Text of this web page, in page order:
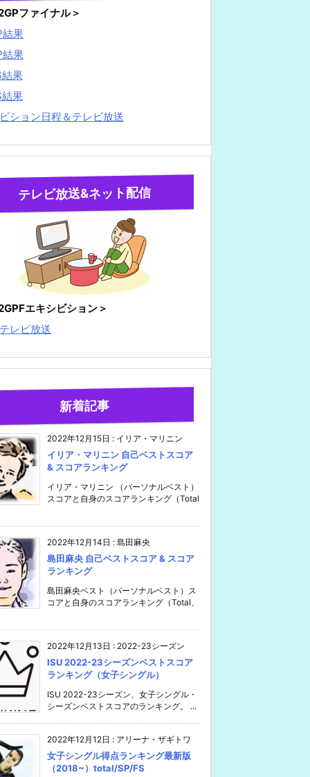
ファイナル＞
結果
結果
果
果
ション日程＆テレビ放送
テレビ放送&ネット配信
エキシビション＞
レビ放送
新着記事
2022年12月15日 : イリア・マリニン
イリア・マリニン 自己ベストスコア
& スコアランキング
イリア・マリニン （パーソナルベスト）
スコアと自身のスコアランキング（Total
2022年12月14日 : 島田麻央
島田麻央 自己ベストスコア & スコア
ランキング
島田麻央ベスト（パーソナルベスト）ス
コアと自身のスコアランキング（Total、
2022年12月13日 : 2022-23シーズン
ISU 2022-23シーズンベストスコア
ランキング（女子シングル）
ISU 2022-23シーズン、女子シングル・
シーズンベストスコアのランキング。 ...
2022年12月12日 : アリーナ・ザギトワ
女子シングル得点ランキング最新版
（2018~）total/SP/FS